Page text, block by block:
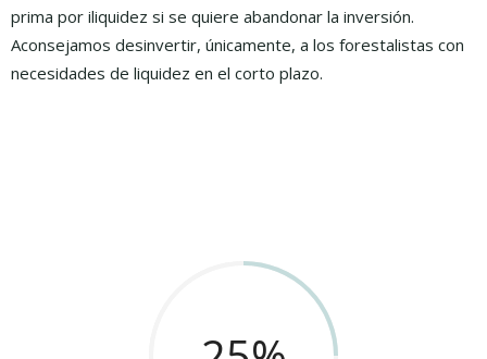
prima por iliquidez si se quiere abandonar la inversión.
Aconsejamos desinvertir, únicamente, a los forestalistas con
necesidades de liquidez en el corto plazo.